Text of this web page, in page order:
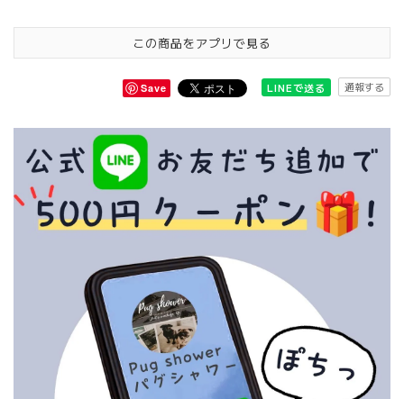
この商品をアプリで見る
Save LINEで送る 通報する